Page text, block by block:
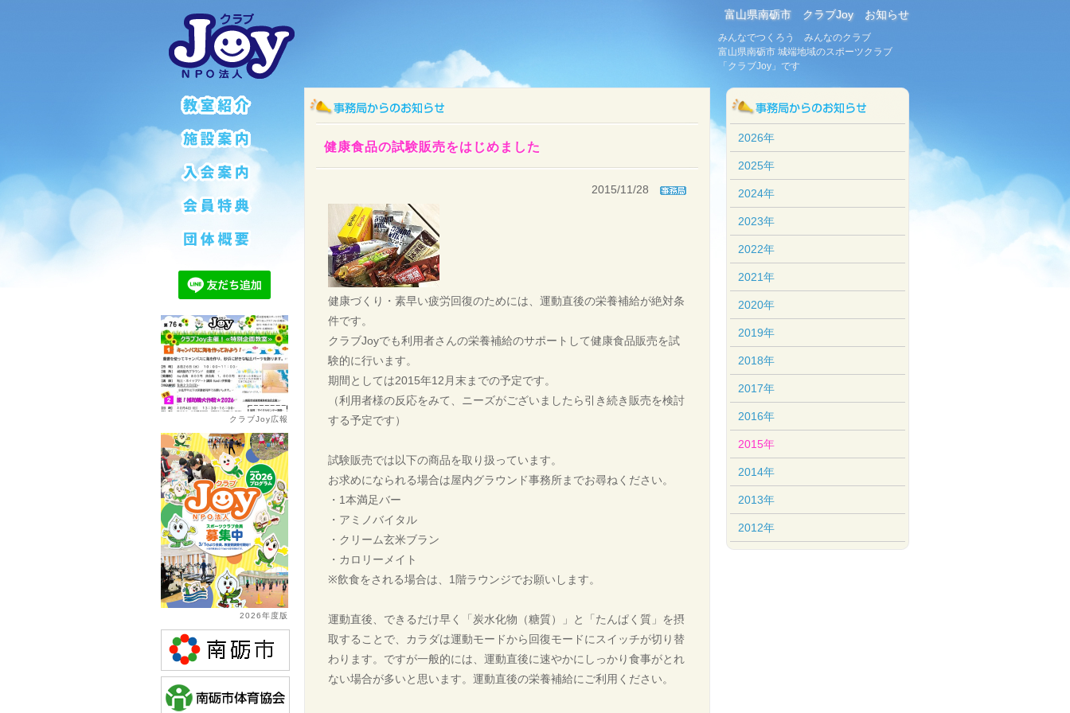
富山県南砺市 クラブJoy お知らせ
みんなでつくろう みんなのクラブ
富山県南砺市 城端地域のスポーツクラブ
「クラブJoy」です
健康食品の試験販売をはじめました
2015/11/28
健康づくり・素早い疲労回復のためには、運動直後の栄養補給が絶対条
件です。
クラブJoyでも利用者さんの栄養補給のサポートして健康食品販売を試
験的に行います。
期間としては2015年12月末までの予定です。
（利用者様の反応をみて、ニーズがございましたら引き続き販売を検討
する予定です）
試験販売では以下の商品を取り扱っています。
お求めになられる場合は屋内グラウンド事務所までお尋ねください。
・1本満足バー
・アミノバイタル
・クリーム玄米ブラン
・カロリーメイト
※飲食をされる場合は、1階ラウンジでお願いします。
運動直後、できるだけ早く「炭水化物（糖質）」と「たんぱく質」を摂
取することで、カラダは運動モードから回復モードにスイッチが切り替
わります。ですが一般的には、運動直後に速やかにしっかり食事がとれ
ない場合が多いと思います。運動直後の栄養補給にご利用ください。
クラブJoy広報
2026年度版
2026年
2025年
2024年
2023年
2022年
2021年
2020年
2019年
2018年
2017年
2016年
2015年
2014年
2013年
2012年